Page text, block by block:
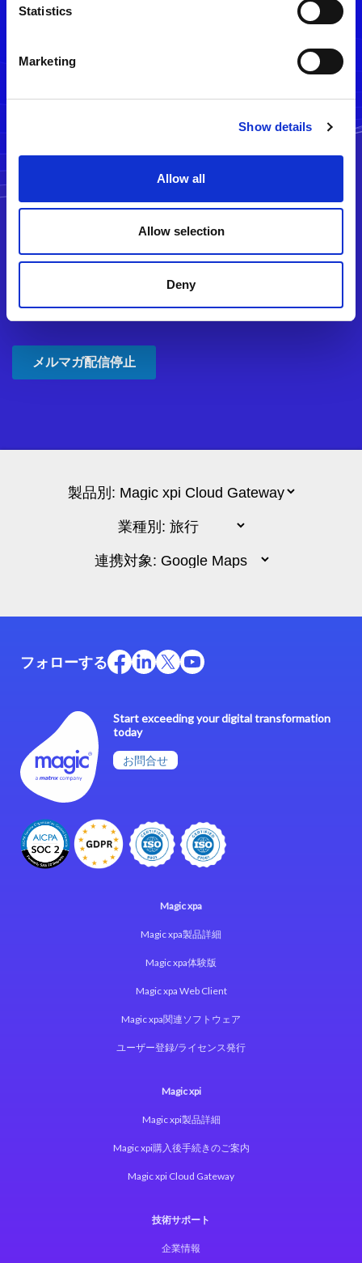
Statistics
Marketing
Show details
Allow all
Allow selection
Deny
メルマガ配信停止
Start exceeding your digital transformation
today
お問合せ
フォローする
Magic xpa
Magic xpa製品詳細
Magic xpa体験版
Magic xpa Web Client
Magic xpa関連ソフトウェア
ユーザー登録/ライセンス発行
Magic xpi
Magic xpi製品詳細
Magic xpi購入後手続きのご案内
Magic xpi Cloud Gateway
技術サポート
企業情報